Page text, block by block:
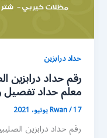
حداد درابزين
معلم حداد تفصيل
Rwan/17 يونيو، 2021
رقم حداد درابزين